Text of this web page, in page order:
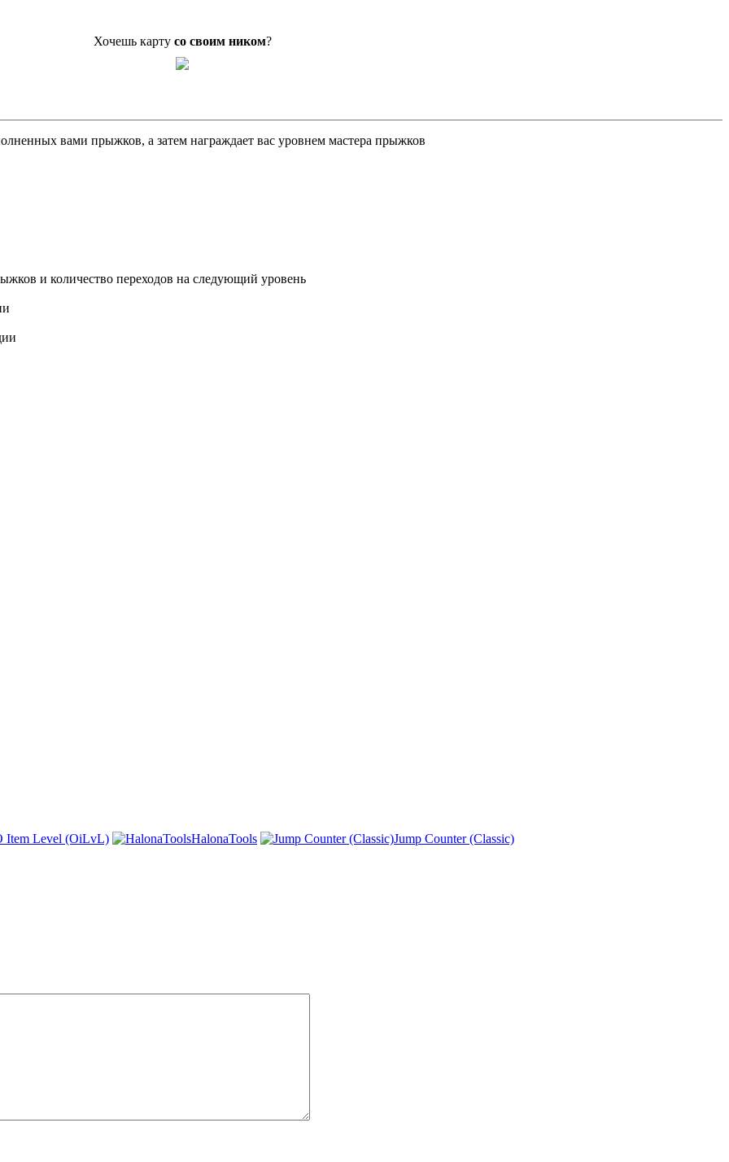
Хочешь карту со своим ником?
вами прыжков, а затем награждает вас уровнем мастера прыжков
и количество переходов на следующий уровень
Item Level (OiLvL) HalonaTools Jump Counter (Classic)